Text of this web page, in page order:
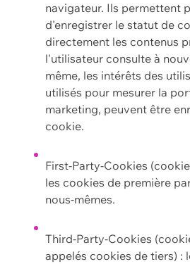
navigateur. Ils permettent
d'enregistrer le statut de
directement les contenus
l'utilisateur consulte à
même, les intérêts des
utilisés pour mesurer la
marketing, peuvent être
cookie.
First-Party-Cookies
les cookies de première
nous-mêmes.
Third-Party-Cookies
appelés cookies de tiers) :